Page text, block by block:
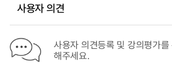
사용자 의견
사용자 의견등록 및 강의평가
해주세요.